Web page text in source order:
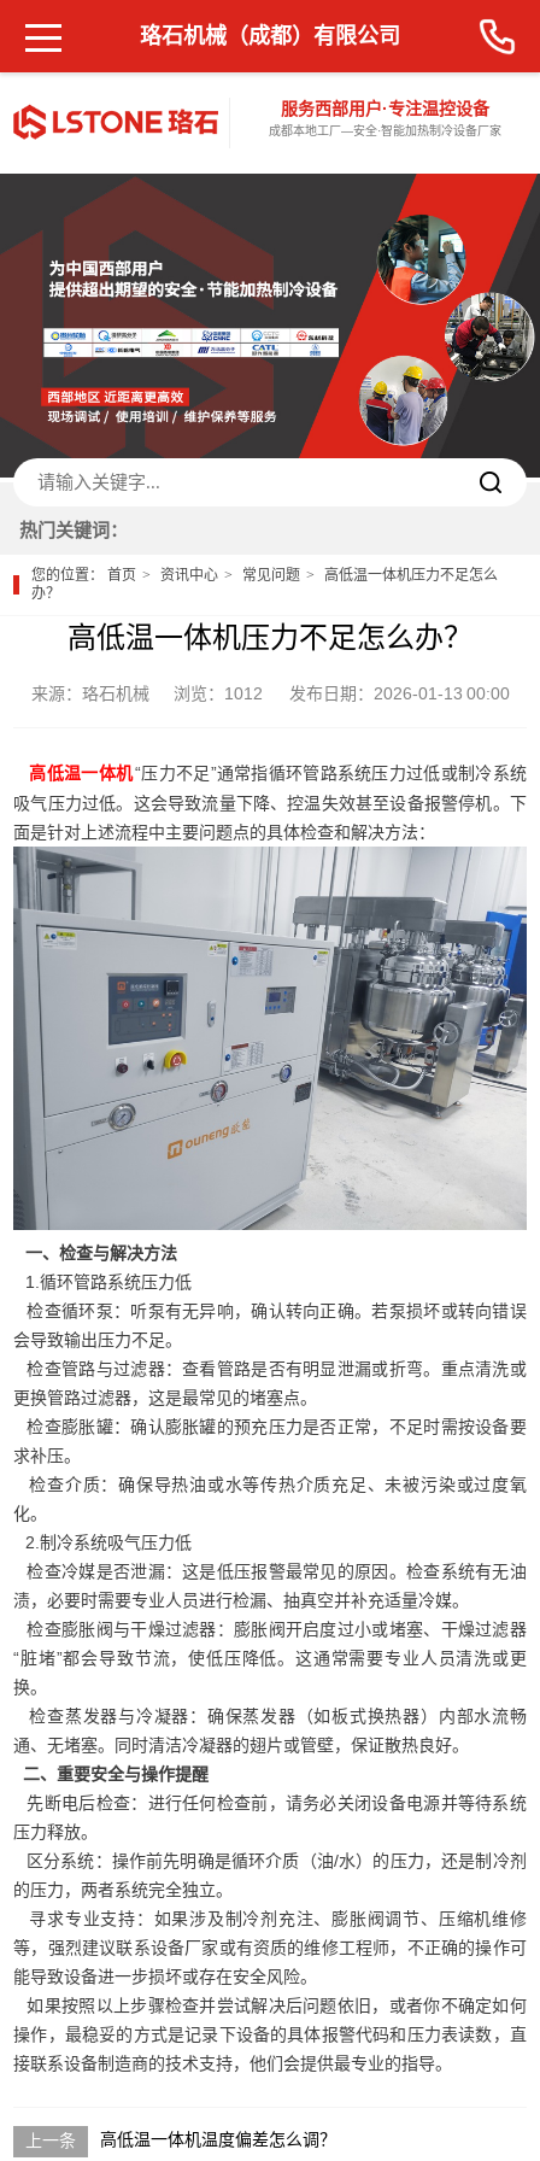
服务西部用户·专注温控设备
成都本地工厂—安全·智能加热制冷设备厂家
珞石机械（成都）有限公司
热门关键词：
您的位置：首页 资讯中心 常见问题
高低温一体机压力不足怎么
办？
高低温一体机压力不足怎么办？
来源：珞石机械 浏览：1012 发布日期：2026-01-13 00:00
高低温一体机“压力不足”通常指循环管路系统压力过低或制冷系统
吸气压力过低。这会导致流量下降、控温失效甚至设备报警停机。下
面是针对上述流程中主要问题点的具体检查和解决方法：
一、检查与解决方法
1.循环管路系统压力低
检查循环泵：听泵有无异响，确认转向正确。若泵损坏或转向错误
会导致输出压力不足。
检查管路与过滤器：查看管路是否有明显泄漏或折弯。重点清洗或
更换管路过滤器，这是最常见的堵塞点。
检查膨胀罐：确认膨胀罐的预充压力是否正常，不足时需按设备要
求补压。
检查介质：确保导热油或水等传热介质充足、未被污染或过度氧
化。
2.制冷系统吸气压力低
检查冷媒是否泄漏：这是低压报警最常见的原因。检查系统有无油
渍，必要时需要专业人员进行检漏、抽真空并补充适量冷媒。
检查膨胀阀与干燥过滤器：膨胀阀开启度过小或堵塞、干燥过滤器
“脏堵”都会导致节流，使低压降低。这通常需要专业人员清洗或更
换。
检查蒸发器与冷凝器：确保蒸发器（如板式换热器）内部水流畅
通、无堵塞。同时清洁冷凝器的翅片或管壁，保证散热良好。
二、重要安全与操作提醒
先断电后检查：进行任何检查前，请务必关闭设备电源并等待系统
压力释放。
区分系统：操作前先明确是循环介质（油/水）的压力，还是制冷剂
的压力，两者系统完全独立。
寻求专业支持：如果涉及制冷剂充注、膨胀阀调节、压缩机维修
等，强烈建议联系设备厂家或有资质的维修工程师，不正确的操作可
能导致设备进一步损坏或存在安全风险。
如果按照以上步骤检查并尝试解决后问题依旧，或者你不确定如何
操作，最稳妥的方式是记录下设备的具体报警代码和压力表读数，直
接联系设备制造商的技术支持，他们会提供最专业的指导。
高低温一体机温度偏差怎么调？